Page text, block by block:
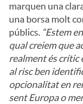
marquen una
una borsa molt
públics. “Estem
qual creiem que
realment és crític
al risc ben
opcionalitat en
sent Europa o